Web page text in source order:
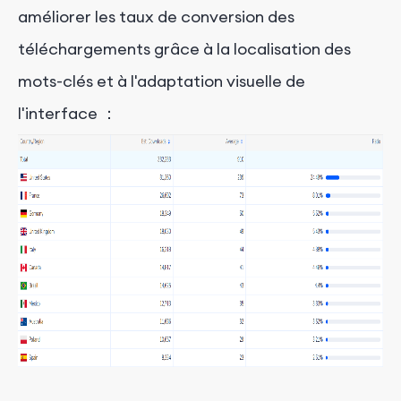
améliorer les taux de conversion des
téléchargements grâce à la localisation des
mots-clés et à l'adaptation visuelle de
l'interface ：